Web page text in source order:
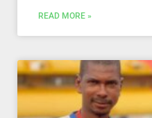
READ MORE »